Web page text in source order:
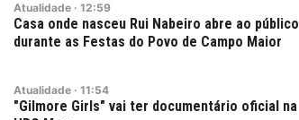
Atualidade · 12:59
Casa onde nasceu Rui Nabeiro abre ao público
durante as Festas do Povo de Campo Maior
Atualidade · 11:54
"Gilmore Girls" vai ter documentário oficial na